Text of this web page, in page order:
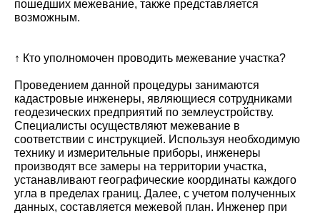
пошедших межевание, также представляется
возможным.
↑ Кто уполномочен проводить межевание участка?
Проведением данной процедуры занимаются
кадастровые инженеры, являющиеся сотрудниками
геодезических предприятий по землеустройству.
Специалисты осуществляют межевание в
соответствии с инструкцией. Используя необходимую
технику и измерительные приборы, инженеры
производят все замеры на территории участка,
устанавливают географические координаты каждого
угла в пределах границ. Далее, с учетом полученных
данных, составляется межевой план. Инженер при